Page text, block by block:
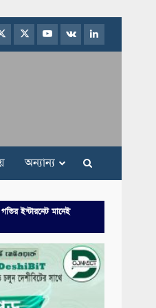
Instagram
Youtube
VK LinkedIn
অন্যান্য
গতির ইন্টারনেট মানেই